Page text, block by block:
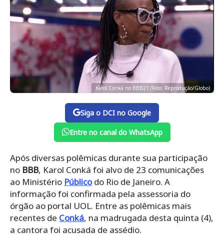
Karol Conká no BBB21 (Foto: Reprodução/Globo)
Siga o DCI no Google
Entre no canal do WhatsApp
Após diversas polêmicas durante sua participação
no BBB, Karol Conká foi alvo de 23 comunicações
ao Ministério Públicodo Rio de Janeiro. A
informação foi confirmada pela assessoria do
órgão ao portal UOL. Entre as polêmicas mais
recentes de Conká, na madrugada desta quinta (4),
a cantora foi acusada de assédio.